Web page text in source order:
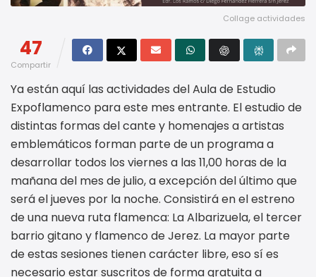
Collage actividades
47
Compartir
Ya están aquí las actividades del Aula de Estudio
Expoflamenco para este mes entrante. El estudio de
distintas formas del cante y homenajes a artistas
emblemáticos forman parte de un programa a
desarrollar todos los viernes a las 11,00 horas de la
mañana del mes de julio, a excepción del último que
será el jueves por la noche. Consistirá en el estreno
de una nueva ruta flamenca: La Albarizuela, el tercer
barrio gitano y flamenco de Jerez. La mayor parte
de estas sesiones tienen carácter libre, eso sí es
necesario estar suscritos de forma gratuita a